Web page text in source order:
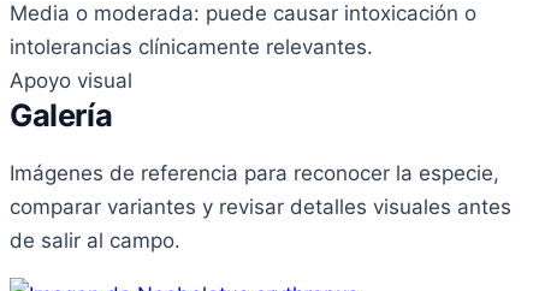
Media o moderada: puede causar intoxicación o
intolerancias clínicamente relevantes.
Apoyo visual
Galería
Imágenes de referencia para reconocer la especie,
comparar variantes y revisar detalles visuales antes
de salir al campo.